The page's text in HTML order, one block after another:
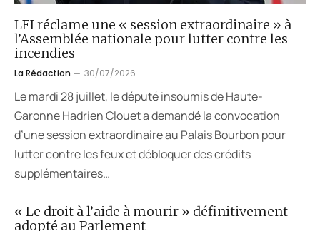
« Le droit à l’aide à mourir » définitivement
adopté au Parlement
LFI réclame une « session extraordinaire » à
l’Assemblée nationale pour lutter contre les
incendies
La Rédaction 30/07/2026
Le mardi 28 juillet, le député insoumis de Haute-
Garonne Hadrien Clouet a demandé la convocation
d’une session extraordinaire au Palais Bourbon pour
lutter contre les feux et débloquer des crédits
supplémentaires…